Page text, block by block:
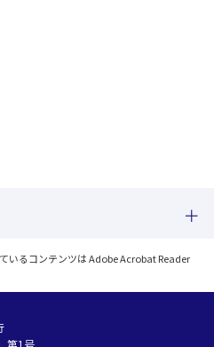
ループ共同利用について
いるコンテンツは Adobe Acrobat Reader
銀行